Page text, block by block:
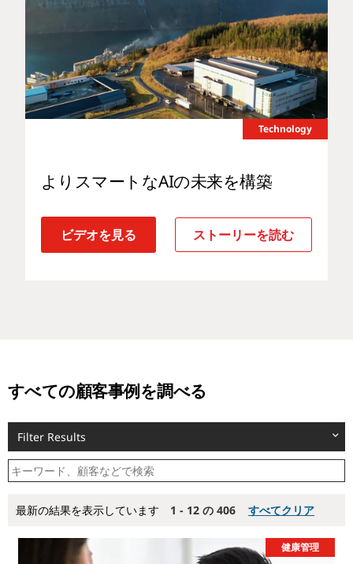
Technology
よりスマートなAIの未来を構築
ビデオを見る ストーリーを読む
すべての顧客事例を調べる
Filter Results
最新の結果を表示しています 1 - 12 の 406 すべてクリア
健康管理